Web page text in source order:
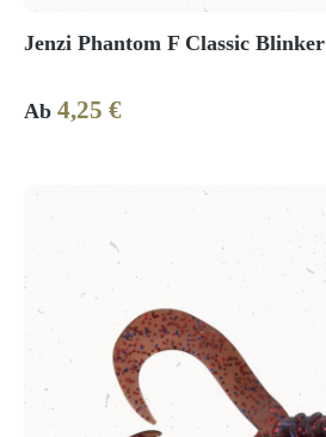
Jenzi Phantom F Classic Blinker
Regulärer Preis:
Ab 4,25 €